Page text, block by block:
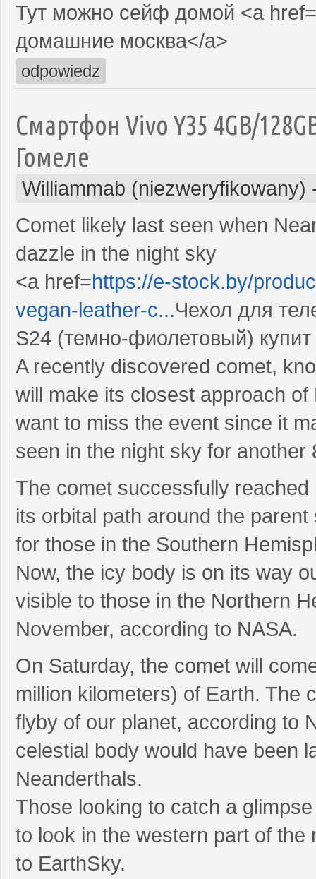
Тут можно сейф домой <a href=
домашние москва</a>
odpowiedz
Смартфон Vivo Y35 4GB/
Гомеле
Williammab (niezweryfikowany)
Comet likely last seen when
dazzle in the night sky
<a href=https://e-stock.by/
vegan-leather-c...Чехол для
S24 (темно-фиолетовый)
A recently discovered comet,
will make its closest approach of
want to miss the event since it
seen in the night sky for another
The comet successfully
its orbital path around the
for those in the Southern
Now, the icy body is on its way
visible to those in the Northern
November, according to NASA.
On Saturday, the comet will
million kilometers) of Earth. The
flyby of our planet, according to
celestial body would have been
Neanderthals.
Those looking to catch a
to look in the western part of
to EarthSky.